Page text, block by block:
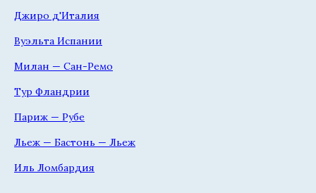
Джиро д'Италия
Вуэльта Испании
Милан — Сан-Ремо
Тур Фландрии
Париж — Рубе
Льеж — Бастонь — Льеж
Иль Ломбардия